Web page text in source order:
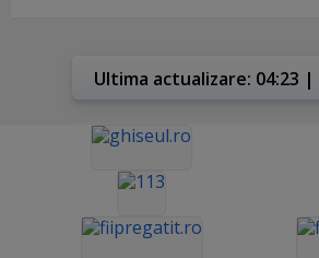
Ultima actualizare: 04:23 |